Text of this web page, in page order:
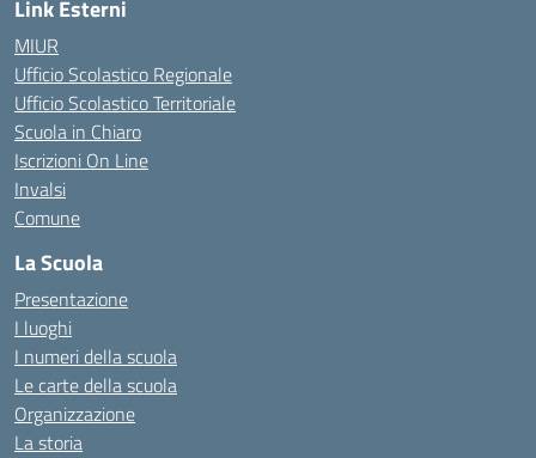
Link Esterni
MIUR
Ufficio Scolastico Regionale
Ufficio Scolastico Territoriale
Scuola in Chiaro
Iscrizioni On Line
Invalsi
Comune
La Scuola
Presentazione
I luoghi
I numeri della scuola
Le carte della scuola
Organizzazione
La storia